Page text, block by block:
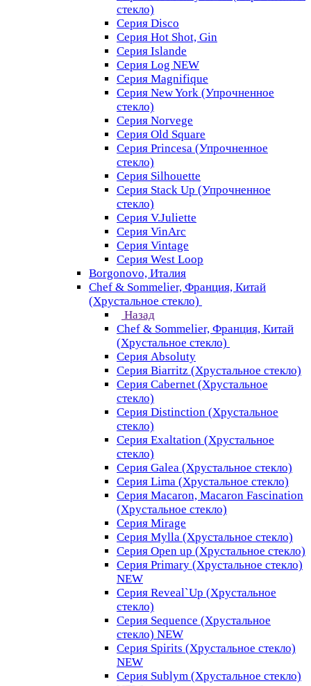
стекло)
Серия Disco
Серия Hot Shot, Gin
Серия Islande
Серия Log NEW
Серия Magnifique
Серия New York (Упрочненное
стекло)
Серия Norvege
Серия Old Square
Серия Princesa (Упрочненное
стекло)
Серия Silhouette
Серия Stack Up (Упрочненное
стекло)
Серия V.Juliette
Серия VinArc
Серия Vintage
Серия West Loop
Borgonovo, Италия
Chef & Sommelier, Франция, Китай
(Хрустальное стекло)
Назад
Chef & Sommelier, Франция, Китай
(Хрустальное стекло)
Серия Absoluty
Серия Biarritz (Хрустальное стекло)
Серия Cabernet (Хрустальное
стекло)
Серия Distinction (Хрустальное
стекло)
Серия Exaltation (Хрустальное
стекло)
Серия Galea (Хрустальное стекло)
Серия Lima (Хрустальное стекло)
Серия Macaron, Macaron Fascination
(Хрустальное стекло)
Серия Mirage
Серия Mylla (Хрустальное стекло)
Серия Open up (Хрустальное стекло)
Серия Primary (Хрустальное стекло)
NEW
Серия Reveal`Up (Хрустальное
стекло)
Серия Sequence (Хрустальное
стекло) NEW
Серия Spirits (Хрустальное стекло)
NEW
Серия Sublym (Хрустальное стекло)